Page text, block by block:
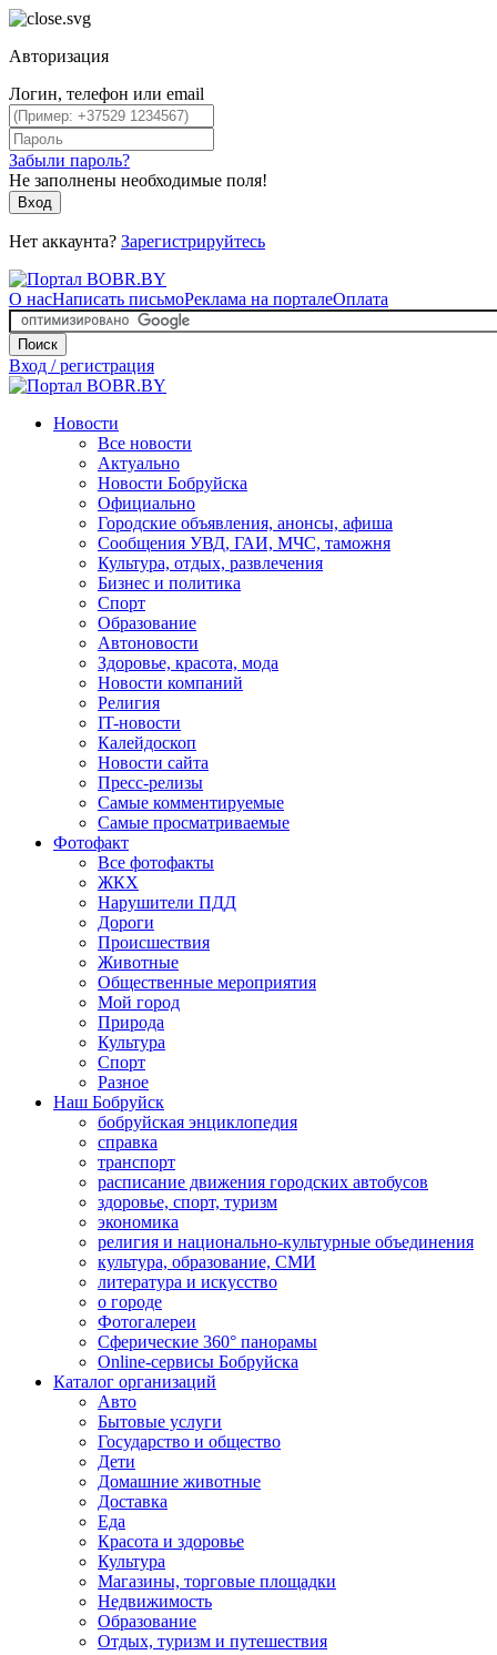
Авторизация
Логин, телефон или email
Забыли пароль?
Не заполнены необходимые поля!
Вход
Нет аккаунта? Зарегистрируйтесь
О насНаписать письмоРеклама на порталеОплата
Поиск
Вход / регистрация
Новости
Все новости
Актуально
Новости Бобруйска
Официально
Городские объявления, анонсы, афиша
Сообщения УВД, ГАИ, МЧС, таможня
Культура, отдых, развлечения
Бизнес и политика
Спорт
Образование
Автоновости
Здоровье, красота, мода
Новости компаний
Религия
IT-новости
Калейдоскоп
Новости сайта
Пресс-релизы
Самые комментируемые
Самые просматриваемые
Фотофакт
Все фотофакты
ЖКХ
Нарушители ПДД
Дороги
Происшествия
Животные
Общественные мероприятия
Мой город
Природа
Культура
Спорт
Разное
Наш Бобруйск
бобруйская энциклопедия
справка
транспорт
расписание движения городских автобусов
здоровье, спорт, туризм
экономика
религия и национально-культурные объединения
культура, образование, СМИ
литература и искусство
о городе
Фотогалереи
Сферические 360° панорамы
Online-сервисы Бобруйска
Каталог организаций
Авто
Бытовые услуги
Государство и общество
Дети
Домашние животные
Доставка
Еда
Красота и здоровье
Культура
Магазины, торговые площадки
Недвижимость
Образование
Отдых, туризм и путешествия